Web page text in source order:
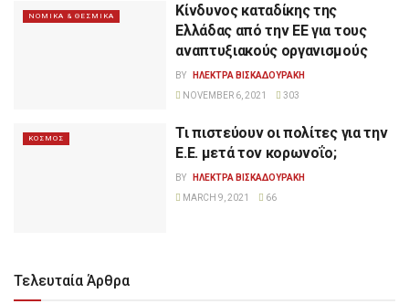
ΝΟΜΙΚΑ & ΘΕΣΜΙΚΑ
Κίνδυνος καταδίκης της
Ελλάδας από την ΕΕ για τους
αναπτυξιακούς οργανισμούς
BY
ΗΛΕΚΤΡΑ ΒΙΣΚΑΔΟΥΡΑΚΗ
NOVEMBER 6, 2021
303
ΚΟΣΜΟΣ
Τι πιστεύουν οι πολίτες για την
Ε.Ε. μετά τον κορωνοΐο;
BY
ΗΛΕΚΤΡΑ ΒΙΣΚΑΔΟΥΡΑΚΗ
MARCH 9, 2021
66
Τελευταία Άρθρα